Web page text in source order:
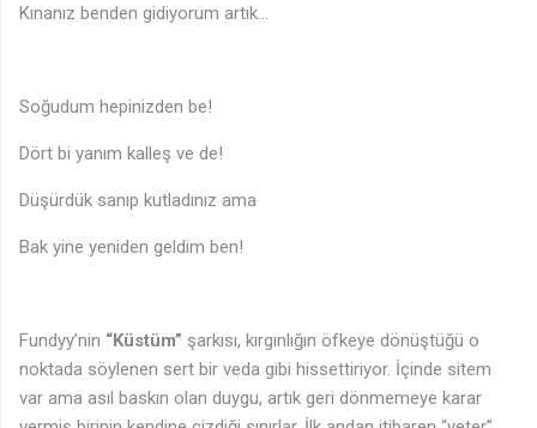
Kınanız benden gidiyorum artık…
Soğudum hepinizden be!
Dört bi yanım kalleş ve de!
Düşürdük sanıp kutladınız ama
Bak yine yeniden geldim ben!
Fundyy’nin “Küstüm” şarkısı, kırgınlığın öfkeye dönüştüğü o
noktada söylenen sert bir veda gibi hissettiriyor. İçinde sitem
var ama asıl baskın olan duygu, artık geri dönmemeye karar